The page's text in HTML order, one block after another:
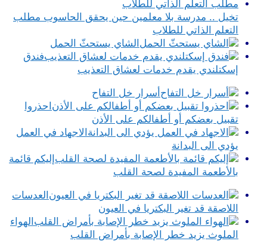
تخيل .. مدرسة بلا معلمين حين يحقق الحاسوب مطلب
التعلم الذاتي للطلاب
الشاي يستحثّ الحمل
فندق
إسكتلندي يقدم خدمات لعشاق التعذيب
أسرار خل التفاح
احذروا
تقبيل بعضكم أو أطفالكم على الأذن
الاجهاد في العمل
يؤدي الى البدانة
إليكم قائمة
بالأطعمة المفيدة لصحة القلب
العدسات
اللاصقة قد تغير البكتريا في العيون
الهواء
الملوث يزيد خطر الإصابة بأمراض القلب